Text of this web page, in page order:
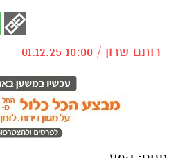
רותם שרון / 10:00 01.12.25